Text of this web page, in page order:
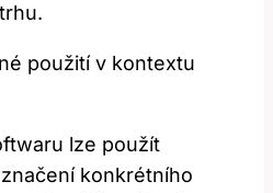
použití v kontextu
lze použít
konkrétního